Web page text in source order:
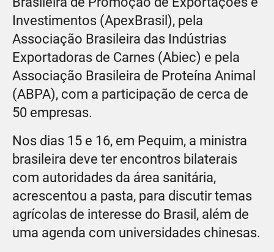
Investimentos (ApexBrasil), pela
Associação Brasileira das Indústrias
Exportadoras de Carnes (Abiec) e pela
Associação Brasileira de Proteína Animal
(ABPA), com a participação de cerca de
50 empresas.
Nos dias 15 e 16, em Pequim, a ministra
brasileira deve ter encontros bilaterais
com autoridades da área sanitária,
acrescentou a pasta, para discutir temas
agrícolas de interesse do Brasil, além de
uma agenda com universidades chinesas.